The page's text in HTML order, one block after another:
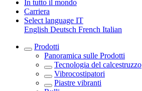
In tutto il mondo
Carriera
Select language IT
English Deutsch French Italian
Prodotti
Panoramica sulle Prodotti
Tecnologia del calcestruzzo
Vibrocostipatori
Piastre vibranti